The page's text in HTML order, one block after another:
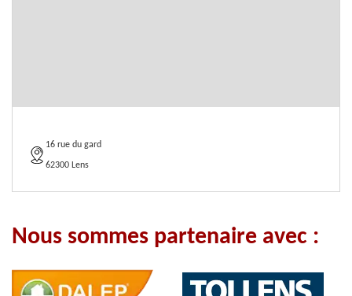
16 rue du gard
62300 Lens
Nous sommes partenaire avec :